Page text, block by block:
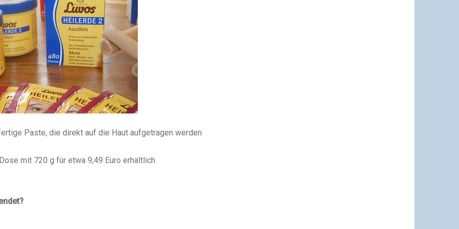
Paste, die direkt auf die Haut aufgetragen werden
mit 720 g für etwa 9,49 Euro erhältlich